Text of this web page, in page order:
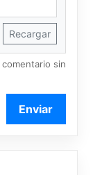
Recargar
sin
Enviar